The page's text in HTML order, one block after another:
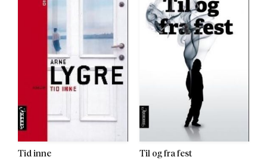
Tid inne Til og fra fest